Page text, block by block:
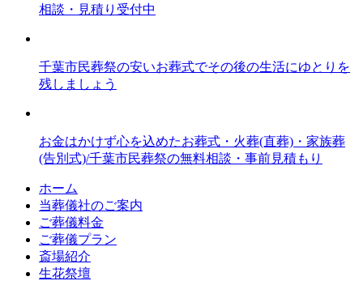
相談・見積り受付中
千葉市民葬祭の安いお葬式でその後の生活にゆとりを
残しましょう
お金はかけず心を込めたお葬式・火葬(直葬)・家族葬
(告別式)/千葉市民葬祭の無料相談・事前見積もり
ホーム
当葬儀社のご案内
ご葬儀料金
ご葬儀プラン
斎場紹介
生花祭壇